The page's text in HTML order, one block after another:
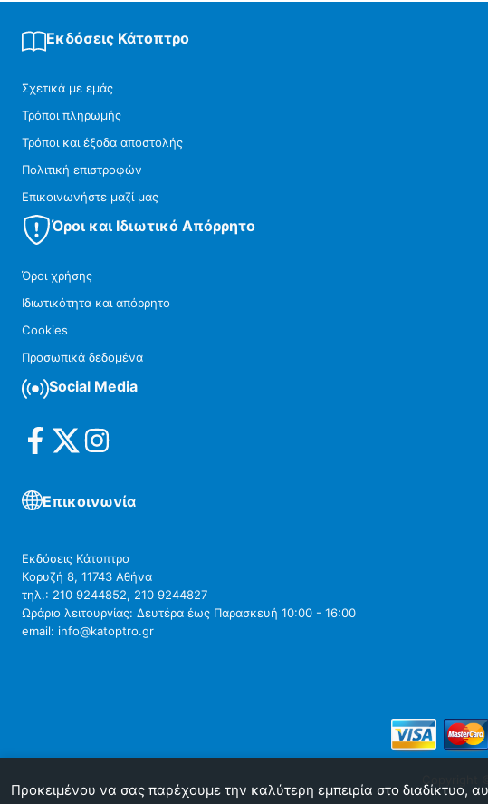
Εκδόσεις Κάτοπτρο
Σχετικά με εμάς
Τρόποι πληρωμής
Τρόποι και έξοδα αποστολής
Πολιτική επιστροφών
Επικοινωνήστε μαζί μας
Όροι και Ιδιωτικό Απόρρητο
Όροι χρήσης
Ιδιωτικότητα και απόρρητο
Cookies
Προσωπικά δεδομένα
Social Media
Επικοινωνία
Εκδόσεις Κάτοπτρο
Κορυζή 8, 11743 Αθήνα
τηλ.: 210 9244852, 210 9244827
Ωράριο λειτουργίας: Δευτέρα έως Παρασκευή 10:00 - 16:00
email: info@katoptro.gr
Προκειμένου να σας παρέχουμε την καλύτερη εμπειρία στο διαδίκτυο,